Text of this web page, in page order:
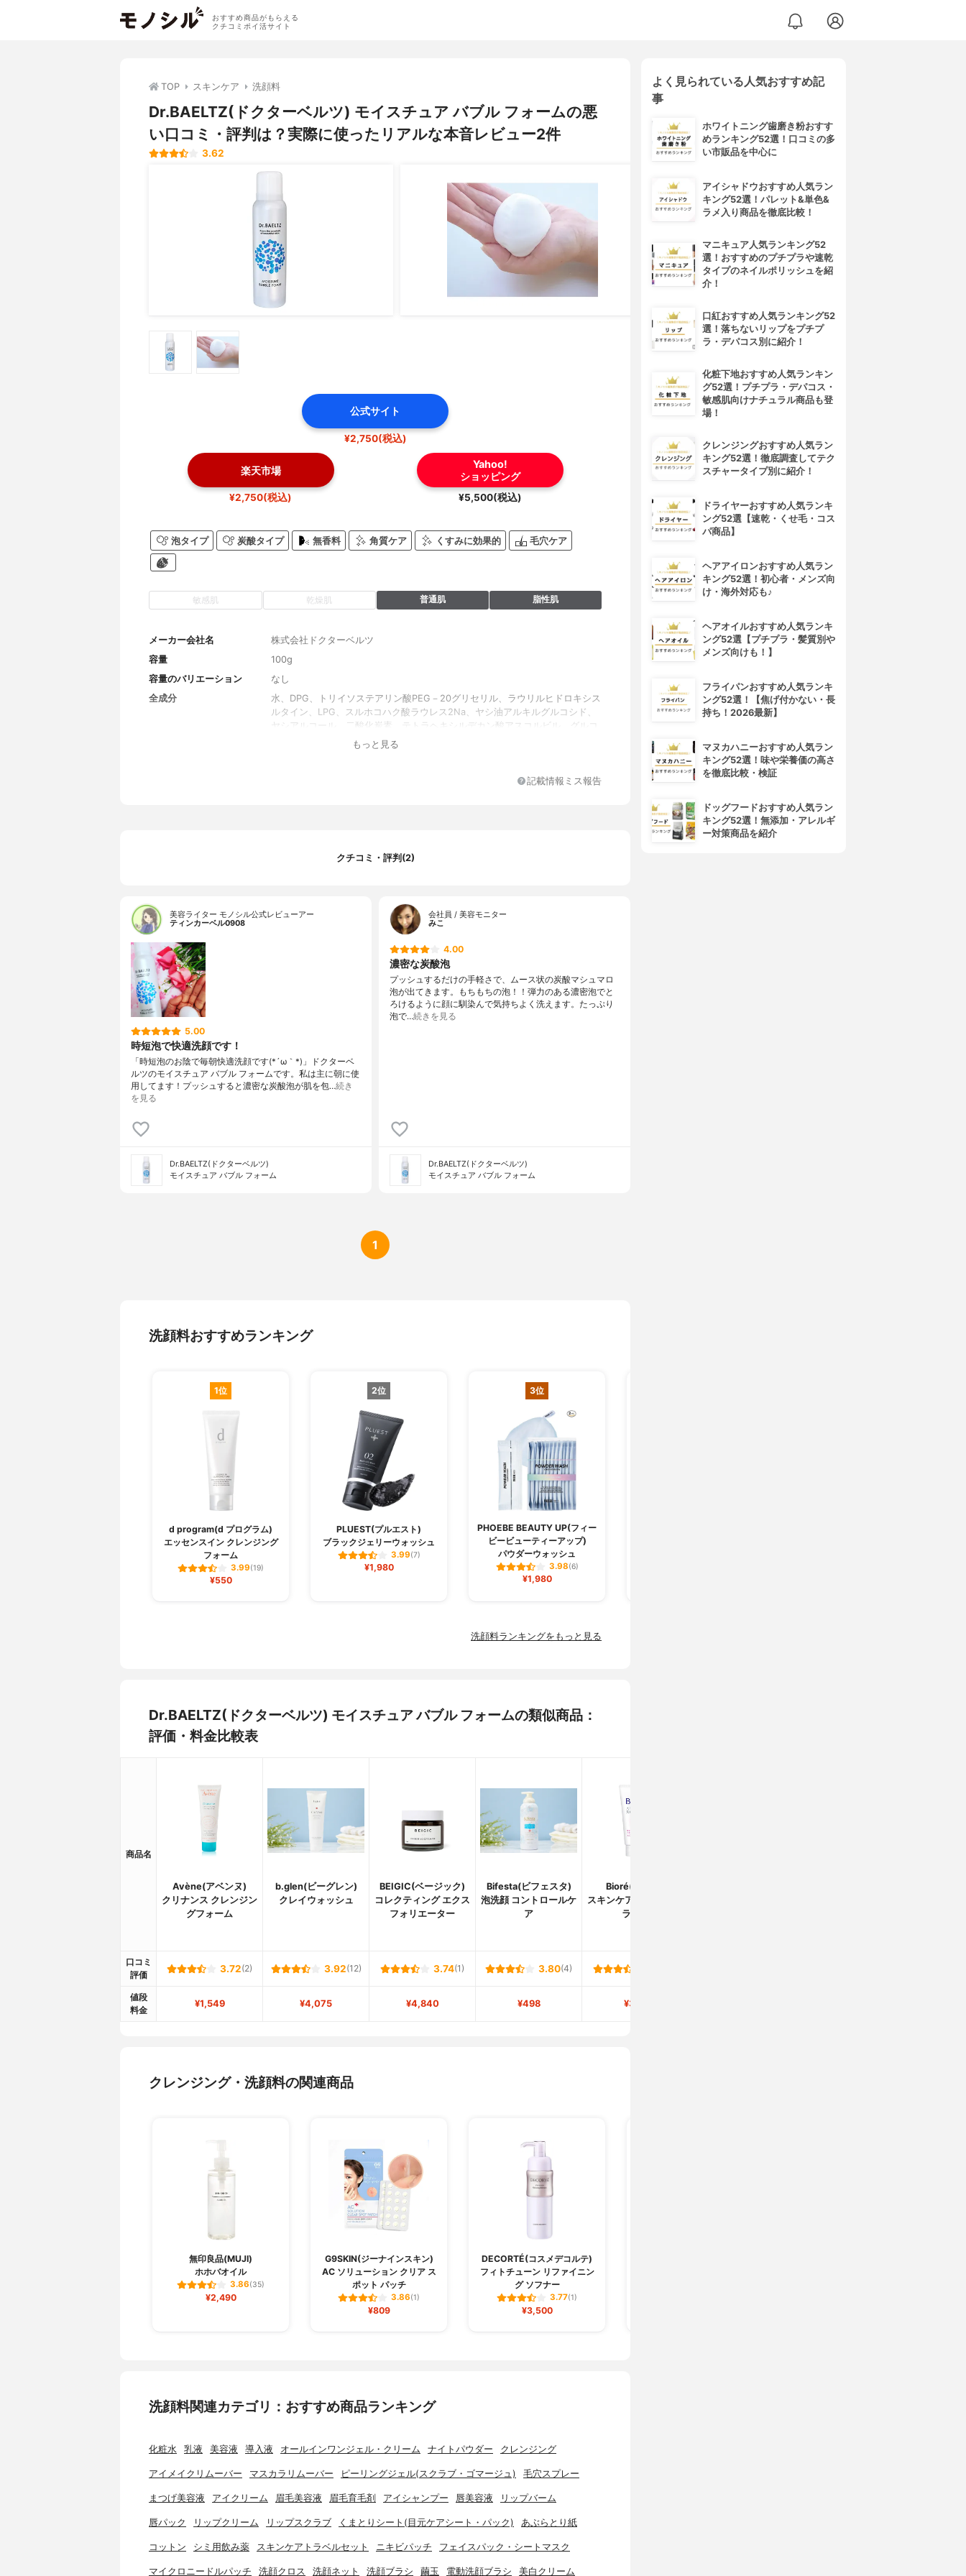
おすすめ商品がもらえる
クチコミポイ活サイト
TOP スキンケア 洗顔料
Dr.BAELTZ(ドクターベルツ) モイスチュア バブル フォームの悪
い口コミ・評判は？実際に使ったリアルな本音レビュー2件
3.62
公式サイト
¥2,750(税込)
楽天市場
¥2,750(税込)
Yahoo!
ショッピング
¥5,500(税込)
泡タイプ 炭酸タイプ 無香料 角質ケア くすみに効果的 毛穴ケア
敏感肌 乾燥肌 普通肌 脂性肌
メーカー会社名
株式会社ドクターベルツ
容量
100g
容量のバリエーション
なし
全成分
水、DPG、トリイソステアリン酸PEG－20グリセリル、ラウリルヒドロキシス
ルタイン、LPG、スルホコハク酸ラウレス2Na、ヤシ油アルキルグルコシド、
ヤシアルコール、二酸化炭素、テトラヘキシルデカン酸アスコルビル、グルコ
ノバクター／ハチミツ発酵液、トコフェロール、シア脂、ヒアルロン酸ヒドロ
10、ペンチレングリコール、BG、酢酸トコフェロール、フェノキシエタノー
もっと見る
記載情報ミス報告
クチコミ・評判(2)
美容ライター モノシル公式レビューアー
ティンカーベル0908
5.00
時短泡で快適洗顔です！
「時短泡のお陰で毎朝快適洗顔です(*´ω｀*)」ドクターベ
ルツのモイスチュア バブル フォームです。私は主に朝に使
用してます！プッシュすると濃密な炭酸泡が肌を包…続き
を見る
Dr.BAELTZ(ドクターベルツ)
モイスチュア バブル フォーム
会社員 / 美容モニター
みこ
4.00
濃密な炭酸泡
プッシュするだけの手軽さで、ムース状の炭酸マシュマロ
泡が出てきます。もちもちの泡！！弾力のある濃密泡でと
ろけるように顔に馴染んで気持ちよく洗えます。たっぷり
泡で…続きを見る
Dr.BAELTZ(ドクターベルツ)
モイスチュア バブル フォーム
1
洗顔料おすすめランキング
1位
d program(d プログラム)
エッセンスイン クレンジング
フォーム
3.99(19)
¥550
2位
PLUEST(プルエスト)
ブラックジェリーウォッシュ
3.99(7)
¥1,980
3位
PHOEBE BEAUTY UP(フィー
ビービューティーアップ)
パウダーウォッシュ
3.98(6)
¥1,980
洗顔料ランキングをもっと見る
Dr.BAELTZ(ドクターベルツ) モイスチュア バブル フォームの類似商品：
評価・料金比較表
商品名
Avène(アベンヌ)
クリナンス クレンジン
グフォーム
b.glen(ビーグレン)
クレイウォッシュ
BEIGIC(ベージック)
コレクティング エクス
フォリエーター
Bifesta(ビフェスタ)
泡洗顔 コントロールケ
ア
Bioré(ビオレ)
スキンケア洗顔料 スク
ラブin
口コミ
評価
3.72(2) 3.92(12) 3.74(1) 3.80(4)
値段
料金
¥1,549 ¥4,075 ¥4,840 ¥498 ¥349
クレンジング・洗顔料の関連商品
無印良品(MUJI)
ホホバオイル
3.86(35)
¥2,490
G9SKIN(ジーナインスキン)
AC ソリューション クリア ス
ポット パッチ
3.86(1)
¥809
DECORTÉ(コスメデコルテ)
フィトチューン リファイニン
グ ソフナー
3.77(1)
¥3,500
洗顔料関連カテゴリ：おすすめ商品ランキング
化粧水 乳液 美容液 導入液 オールインワンジェル・クリーム ナイトパウダー クレンジング
アイメイクリムーバー マスカラリムーバー ピーリングジェル(スクラブ・ゴマージュ) 毛穴スプレー
まつげ美容液 アイクリーム 眉毛美容液 眉毛育毛剤 アイシャンプー 唇美容液 リップバーム
唇パック リップクリーム リップスクラブ くまとりシート(目元ケアシート・パック) あぶらとり紙
コットン シミ用飲み薬 スキンケアトラベルセット ニキビパッチ フェイスパック・シートマスク
マイクロニードルパッチ 洗顔クロス 洗顔ネット 洗顔ブラシ 繭玉 電動洗顔ブラシ 美白クリーム
よく見られている人気おすすめ記
事
ホワイトニング歯磨き粉おすす
めランキング52選！口コミの多
い市販品を中心に
アイシャドウおすすめ人気ラン
キング52選！パレット&単色&
ラメ入り商品を徹底比較！
マニキュア人気ランキング52
選！おすすめのプチプラや速乾
タイプのネイルポリッシュを紹
介！
口紅おすすめ人気ランキング52
選！落ちないリップをプチプ
ラ・デパコス別に紹介！
化粧下地おすすめ人気ランキン
グ52選！プチプラ・デパコス・
敏感肌向けナチュラル商品も登
場！
クレンジングおすすめ人気ラン
キング52選！徹底調査してテク
スチャータイプ別に紹介！
ドライヤーおすすめ人気ランキ
ング52選【速乾・くせ毛・コス
パ商品】
ヘアアイロンおすすめ人気ラン
キング52選！初心者・メンズ向
け・海外対応も♪
ヘアオイルおすすめ人気ランキ
ング52選【プチプラ・髪質別や
メンズ向けも！】
フライパンおすすめ人気ランキ
ング52選！【焦げ付かない・長
持ち！2026最新】
マヌカハニーおすすめ人気ラン
キング52選！味や栄養価の高さ
を徹底比較・検証
ドッグフードおすすめ人気ラン
キング52選！無添加・アレルギ
ー対策商品を紹介